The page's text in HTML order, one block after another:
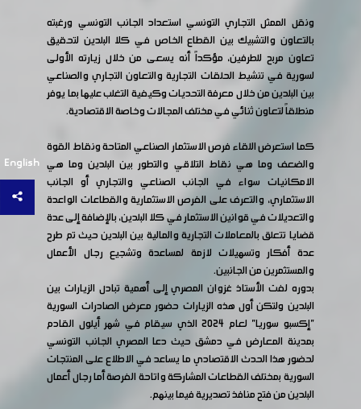
English
ونقل الممثل التجاري التونسي استعداد الجانب التونسي ورغبته
بالتعاون والتشبيك بين القطاع الخاص في كلا البلدين لتحقيق
تعاون مربح للطرفين، مؤكداً أنه يسعى من خلال زيارته الأولى
لسورية في تنشيط الحلقات التجارية والتعاون التجاري والصناعي
بين البلدين من خلال معرفة التحديات وكيفية التغلب عليها بما يوفر
منطلقاً لتعاون ثنائي في مختلف المجالات وخاصة الاقتصادية.
كما استعرض اللقاء فرص الاستثمار الصناعي المتاحة ونقاط القوة
والضعف وما هي نقاط التلاقي والتطور بين البلدين وما هي
الامكانيات سواء في الجانب الصناعي والتجاري أو الجانب
الاستثماري، والتعرف على الفرص الاستثمارية والقطاعات الواعدة
والتعديلات في قوانين الاستثمار في كلا البلدين، بالإضافة إلى عدة
قضايا تتعلق بالمعاملات التجارية والمالية بين البلدين حيث تم طرح
عدة أفكار وتسهيلات لازمة لمساعدة وتشجيع رجال الأعمال
والمستثمرين من الجانبين.
بدوره لفت الأستاذ غزوان المصري إلى أهمية تبادل الزيارات بين
البلدين ولتكن أول هذه الزيارات حضور معرض الصادرات السورية
"إكسبو سوريا" لعام 2024 الذي سيقام في شهر أيلول القادم
بمدينة المعارض في دمشق حيث دعا المصري الجانب التونسي
لحضور هذا الحدث الاقتصادي ما يساعد في الاطلاع على المنتجات
السورية بمختلف القطاعات المشاركة واتاحة الفرصة أما رجال أعمال
البلدين من فتح منافذ تصديرية فيما بينهم.